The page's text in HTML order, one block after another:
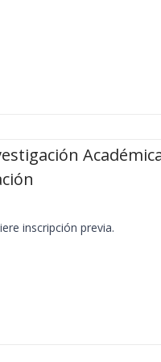
inscripción previa.